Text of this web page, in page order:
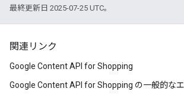
最終更新日 2025-07-25 UTC。
関連リンク
Google Content API for Shopping
Google Content API for Shopping の一般的な